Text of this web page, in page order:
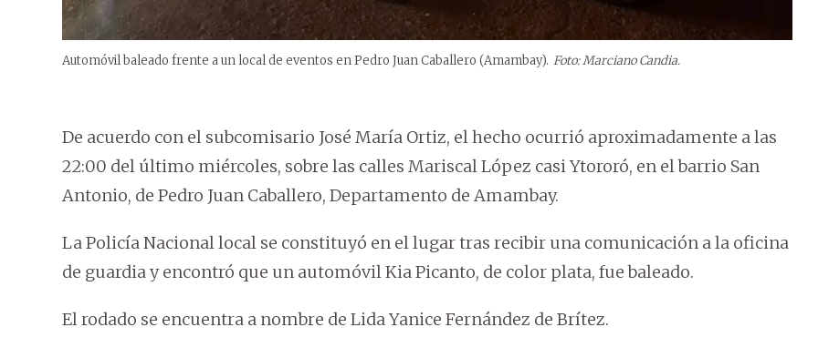
Automóvil baleado frente a un local de eventos en Pedro Juan Caballero (Amambay). Foto: Marciano Candia.
De acuerdo con el subcomisario José María Ortiz, el hecho ocurrió aproximadamente a las
22:00 del último miércoles, sobre las calles Mariscal López casi Ytororó, en el barrio San
Antonio, de Pedro Juan Caballero, Departamento de Amambay.
La Policía Nacional local se constituyó en el lugar tras recibir una comunicación a la oficina
de guardia y encontró que un automóvil Kia Picanto, de color plata, fue baleado.
El rodado se encuentra a nombre de Lida Yanice Fernández de Brítez.